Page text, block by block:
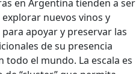
en Argentina tienden a ser
nuevos vinos y
apoyar y preservar las
de su presencia
el mundo. La escala es